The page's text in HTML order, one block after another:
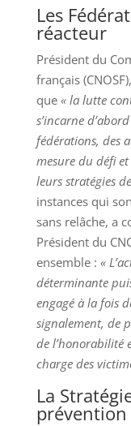
Les
réacteur
Président du
français
que « la lutte
s’incarne
fédérations, des
mesure du défi
leurs stratégies
instances qui
sans relâche, a
Président du
ensemble : «
déterminante
engagé à la fois
signalement, de
de l’honorabilité
charge des
La